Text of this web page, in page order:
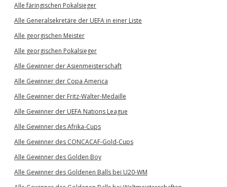
Alle färingischen Pokalsieger
Alle Generalsekretäre der UEFA in einer Liste
Alle georgischen Meister
Alle georgischen Pokalsieger
Alle Gewinner der Asienmeisterschaft
Alle Gewinner der Copa America
Alle Gewinner der Fritz-Walter-Medaille
Alle Gewinner der UEFA Nations League
Alle Gewinner des Afrika-Cups
Alle Gewinner des CONCACAF-Gold-Cups
Alle Gewinner des Golden Boy
Alle Gewinner des Goldenen Balls bei U20-WM